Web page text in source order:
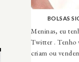
BOLSAS
Meninas, eu
Twitter . Tenho
criam ou